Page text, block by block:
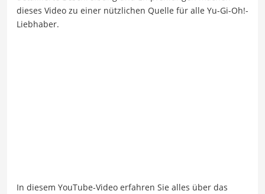
dieses Video zu einer nützlichen Quelle für alle Yu-Gi-Oh!-
Liebhaber.
In diesem YouTube-Video erfahren Sie alles über das